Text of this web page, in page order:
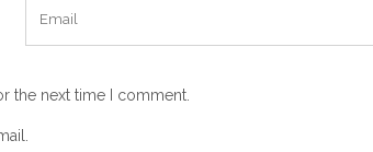
the next time I comment.